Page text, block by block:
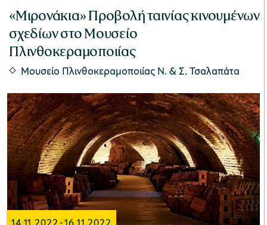
«Μιρονάκια» Προβολή ταινίας κινουμένων
σχεδίων στο Μουσείο
Πλινθοκεραμοποιίας
Μουσείο Πλινθοκεραμοποιίας N. & Σ. Τσαλαπάτα